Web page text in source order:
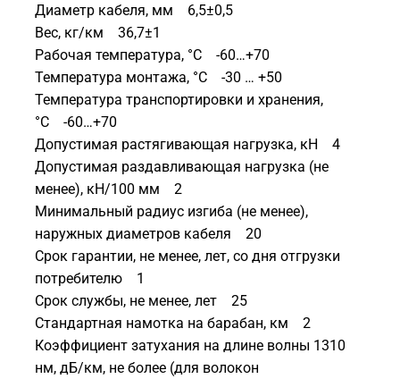
Диаметр кабеля, мм 6,5±0,5
Вес, кг/км 36,7±1
Рабочая температура, °C -60…+70
Температура монтажа, °C -30 … +50
Температура транспортировки и хранения,
°C -60…+70
Допустимая растягивающая нагрузка, кН 4
Допустимая раздавливающая нагрузка (не
менее), кН/100 мм 2
Минимальный радиус изгиба (не менее),
наружных диаметров кабеля 20
Срок гарантии, не менее, лет, со дня отгрузки
потребителю 1
Срок службы, не менее, лет 25
Стандартная намотка на барабан, км 2
Коэффициент затухания на длине волны 1310
нм, дБ/км, не более (для волокон